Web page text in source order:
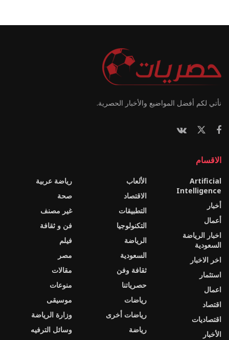
نأتي لكم أفضل المواضيع والأخبار الحصرية.
الاقسام
Artificial
Intelligence
أخبار
أعمال
اخبار الرياضة
السعودية
اخر الاخبار
استثمار
اعمال
اقتصاد
اقتصاديات
الأخبار
الألعاب
الاقتصاد
التطبيقات
التكنولوجيا
الرياضة
السعودية
ثقافة وفن
حصرياتنا
رياضات
رياضات أخرى
رياضة
رياضة عربية
صحة
غير مصنف
فن و ثقافة
فيلم
مصر
مقالات
منوعات
موسيقى
وزارة الرياضة
وسائل الترفيه